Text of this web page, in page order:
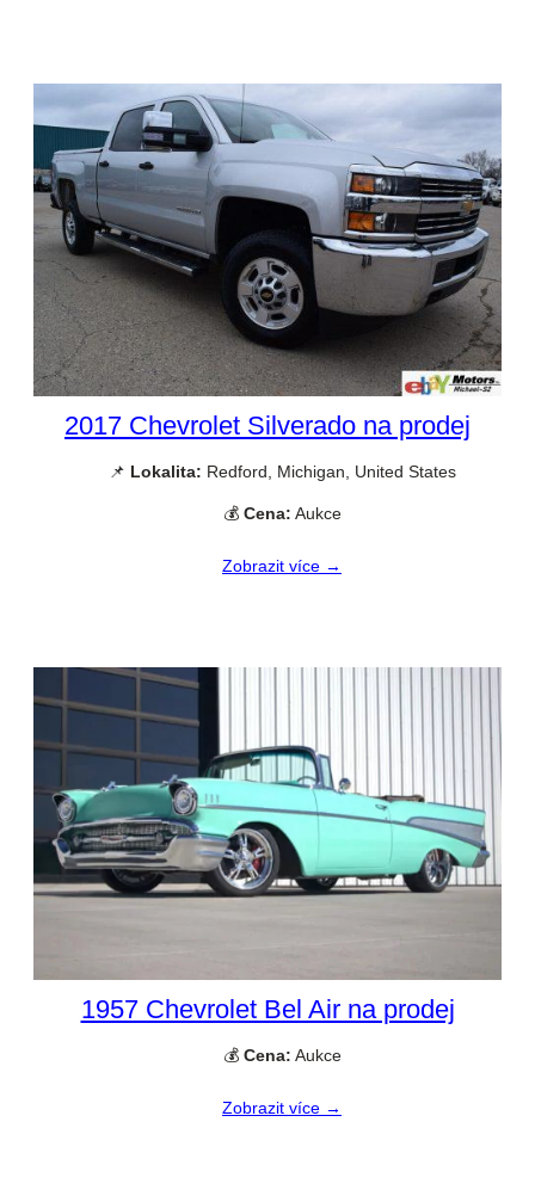
2017 Chevrolet Silverado na prodej
📌 Lokalita: Redford, Michigan, United States
💰 Cena: Aukce
Zobrazit více →
1957 Chevrolet Bel Air na prodej
💰 Cena: Aukce
Zobrazit více →